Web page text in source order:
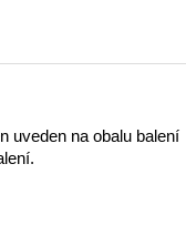
uveden na obalu balení